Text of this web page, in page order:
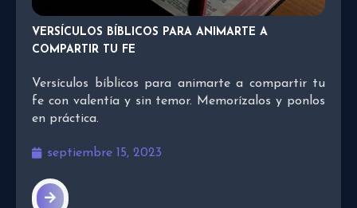
VERSÍCULOS BÍBLICOS PARA ANIMARTE A
COMPARTIR TU FE
Versículos bíblicos para animarte a compartir tu
fe con valentía y sin temor. Memorízalos y ponlos
en práctica.
septiembre 15, 2023